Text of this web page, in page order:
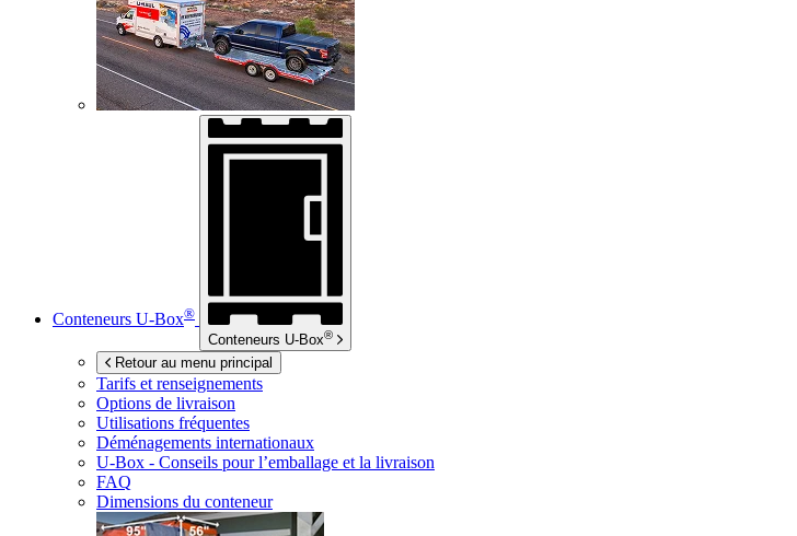
Conteneurs U-Box®
Conteneurs U-Box®
Retour au menu principal
Tarifs et renseignements
Options de livraison
Utilisations fréquentes
Déménagements internationaux
U-Box - Conseils pour l’emballage et la livraison
FAQ
Dimensions du conteneur